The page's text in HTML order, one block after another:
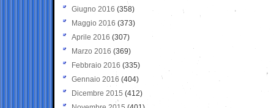
Giugno 2016 (358)
Maggio 2016 (373)
Aprile 2016 (307)
Marzo 2016 (369)
Febbraio 2016 (335)
Gennaio 2016 (404)
Dicembre 2015 (412)